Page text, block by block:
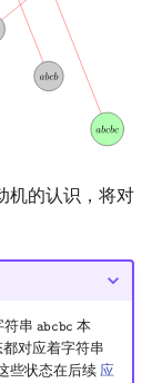
机的认识，将对
符串 𝚊𝚋𝚌𝚋𝚌
abcbc 本
对应着字符串
些状态在后续 应